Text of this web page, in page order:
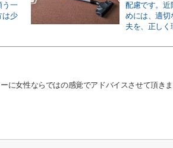
う一
は少
配慮です。近
めには、適切
夫を、正しく
に女性ならではの感覚でアドバイスさせて頂きま